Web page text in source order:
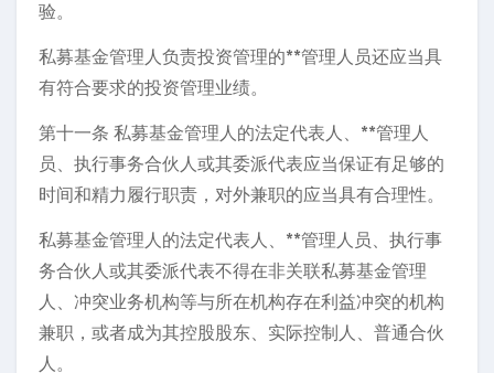
验。
私募基金管理人负责投资管理的**管理人员还应当具
有符合要求的投资管理业绩。
第十一条 私募基金管理人的法定代表人、**管理人
员、执行事务合伙人或其委派代表应当保证有足够的
时间和精力履行职责，对外兼职的应当具有合理性。
私募基金管理人的法定代表人、**管理人员、执行事
务合伙人或其委派代表不得在非关联私募基金管理
人、冲突业务机构等与所在机构存在利益冲突的机构
兼职，或者成为其控股股东、实际控制人、普通合伙
人。